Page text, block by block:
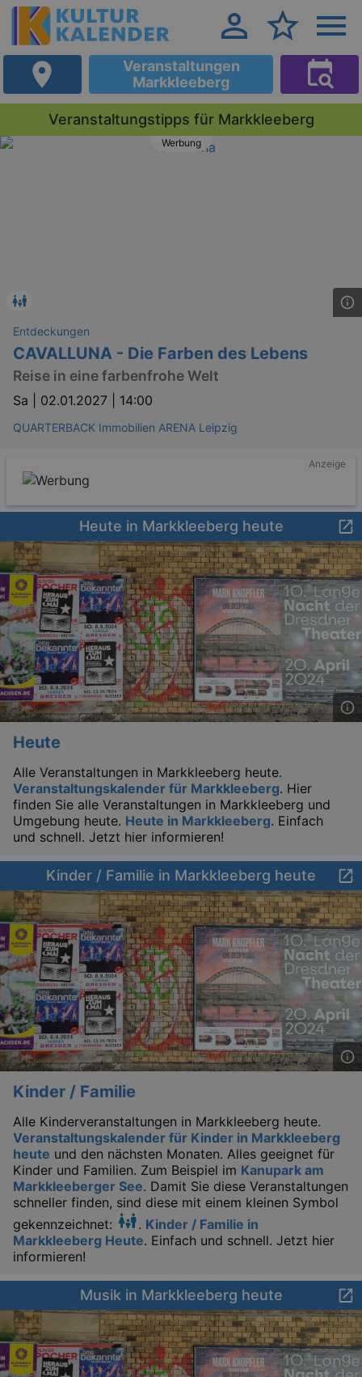
Veranstaltungen
Markkleeberg
Veranstaltungstipps für Markkleeberg
Werbung
Entdeckungen
CAVALLUNA - Die Farben des Lebens
Reise in eine farbenfrohe Welt
Sa | 02.01.2027 | 14:00
QUARTERBACK Immobilien ARENA Leipzig
Anzeige
Heute in Markkleeberg heute
Heute
Alle Veranstaltungen in Markkleeberg heute.
Veranstaltungskalender für Markkleeberg. Hier
finden Sie alle Veranstaltungen in Markkleeberg und
Umgebung heute. Heute in Markkleeberg. Einfach
und schnell. Jetzt hier informieren!
Kinder / Familie in Markkleeberg heute
Kinder / Familie
Alle Kinderveranstaltungen in Markkleeberg heute.
Veranstaltungskalender für Kinder in Markkleeberg
heute und den nächsten Monaten. Alles geeignet für
Kinder und Familien. Zum Beispiel im Kanupark am
Markkleeberger See. Damit Sie diese Veranstaltungen
schneller finden, sind diese mit einem kleinen Symbol
gekennzeichnet:
. Kinder / Familie in
Markkleeberg Heute. Einfach und schnell. Jetzt hier
informieren!
Musik in Markkleeberg heute